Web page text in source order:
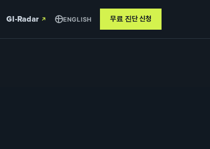
GI-Radar ↗ ENGLISH 무료 진단신청